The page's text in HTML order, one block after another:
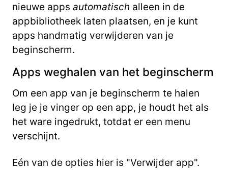
nieuwe apps automatisch alleen in de
appbibliotheek laten plaatsen, en je kunt
apps handmatig verwijderen van je
beginscherm.
Apps weghalen van het beginscherm
Om een app van je beginscherm te halen
leg je je vinger op een app, je houdt het als
het ware ingedrukt, totdat er een menu
verschijnt.
Eén van de opties hier is "Verwijder app".